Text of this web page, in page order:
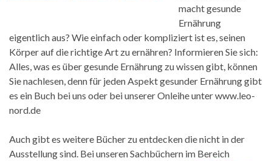
macht gesunde
Ernährung
eigentlich aus? Wie einfach oder kompliziert ist es, seinen
Körper auf die richtige Art zu ernähren? Informieren Sie sich:
Alles, was es über gesunde Ernährung zu wissen gibt, können
Sie nachlesen, denn für jeden Aspekt gesunder Ernährung gibt
es ein Buch bei uns oder bei unserer Onleihe unter www.leo-
nord.de
Auch gibt es weitere Bücher zu entdecken die nicht in der
Ausstellung sind. Bei unseren Sachbüchern im Bereich